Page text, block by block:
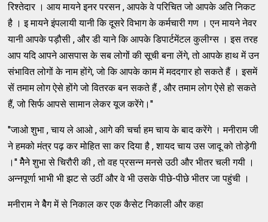
रिश्तेदार । आय मायने इनर परसन , आपके वे परिचित जो आपके अति निकट
है । इ मायने इंपलायी यानी कि दूसरे विभाग के कर्मचारी गण । एन मायने नेवर
यानी आपके पड़ौसी , और डी याने कि आपके डिपार्टमेंटल कुलीग्स । इस तरह
आप यदि आपने आसपास के सब लोगों की सूची बना लेंगे, तो आपके हाथ में उन
संभावित लोगों के नाम होंगे, जो कि आपके काम में मददगार हो सकते हैं । इसमें
सें तमाम लोग ऐसे होंगे जो वितरक बन सकते हैं , और तमाम लोग ऐसे हो सकते
हैं, जो सिर्फ आपसे सामान लेकर यूज करेंगे।''
''जाओ शुभा , चाय ले आओ , आगे की चर्चा हम चाय के बाद करेंगे । मनीराम जी
ने हमको मंत्र पढ़ कर मोहित सा कर दिया है , शायद चाय उस जादू को तोड़ेगी
।'' मेैने शुभा से चिरौरी की , तो वह प्रसन्न मनसे उठी और भीतर चली गयी ।
अन्नपूर्णा भाभी भी झट से उठीं और वे भी उसके पीछे-पीछे भीतर जा पहुंची ।
मनीराम ने बेैग में से निकाल कर एक कैसेट निकाली और कहा